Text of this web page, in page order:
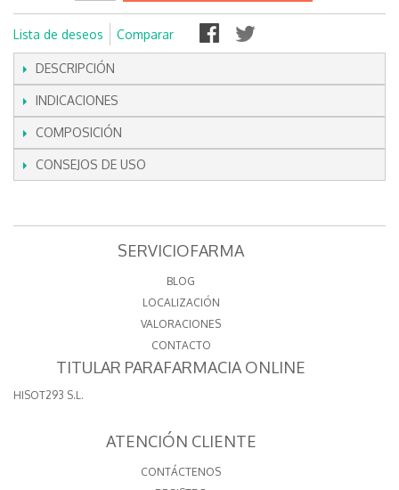
Lista de deseos Comparar
DESCRIPCIÓN
INDICACIONES
COMPOSICIÓN
CONSEJOS DE USO
SERVICIOFARMA
BLOG
LOCALIZACIÓN
VALORACIONES
CONTACTO
TITULAR PARAFARMACIA ONLINE
HISOT293 S.L.
ATENCIÓN CLIENTE
CONTÁCTENOS